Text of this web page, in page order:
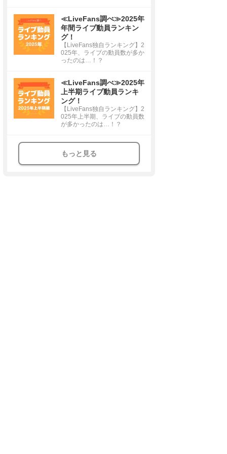
≪LiveFans調べ≫2025年
年間ライブ動員ランキン
グ！
【LiveFans独自ランキング】2
025年、ライブの動員数が多か
ったのは…！？
≪LiveFans調べ≫2025年
上半期ライブ動員ランキ
ング！
【LiveFans独自ランキング】2
025年上半期、ライブの動員数
が多かったのは…！？
もっと見る